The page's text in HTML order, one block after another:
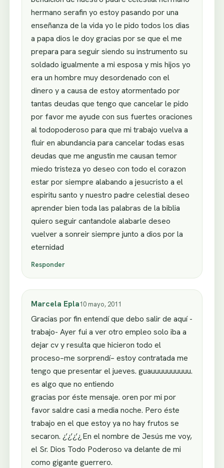
hermano serafin yo estoy pasando por una
enseñanza de la vida yo le pido todos los dias
a papa dios le doy gracias por se que el me
prepara para seguir siendo su instrumento su
soldado igualmente a mi esposa y mis hijos yo
era un hombre muy desordenado con el
dinero y a causa de estoy atormentado por
tantas deudas que tengo que cancelar le pido
por favor me ayude con sus fuertes oraciones
al todopoderoso para que mi trabajo vuelva a
fluir en abundancia para cancelar todas esas
deudas que me angustin me causan temor
miedo tristeza yo deseo con todo el corazon
estar por siempre alabando a jesucristo a el
espiritu santo y nuestro padre celestial deseo
aprender bien toda las palabras de la biblia
quiero seguir cantandole alabarle deseo
vuelver a sonreir siempre junto a dios por la
eternidad
Responder
Marcela Epla10 mayo, 2011
Gracias por fin entendí que debo salir de aquí -
trabajo- Ayer fui a ver otro empleo solo iba a
dejar cv y resulta que hicieron todo el
proceso–me sorprendí– estoy contratada me
tengo que presentar el jueves. guauuuuuuuuuu.
es algo que no entiendo
gracias por éste mensaje. oren por mi por
favor saldre casi a media noche. Pero éste
trabajo en el que estoy ya no hay frutos se
secaron. ¿’¿’¿’¿ En el nombre de Jesús me voy,
el Sr. Dios Todo Poderoso va delante de mi
como gigante guerrero.